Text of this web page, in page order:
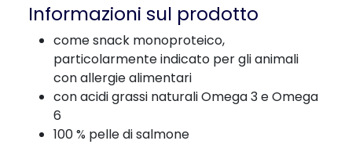
Informazioni sul prodotto
come snack monoproteico,
particolarmente indicato per gli animali
con allergie alimentari
con acidi grassi naturali Omega 3 e Omega
6
100 % pelle di salmone